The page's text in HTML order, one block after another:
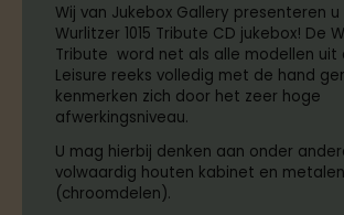
Wij van Jukebox Gallery presenteren
Wurlitzer 1015 Tribute CD jukebox! De
Tribute word net als alle modellen uit
Leisure reeks volledig met de hand
kenmerken zich door het zeer hoge
afwerkingsniveau.
U mag hierbij denken aan onder
volwaardig houten kabinet en
(chroomdelen).